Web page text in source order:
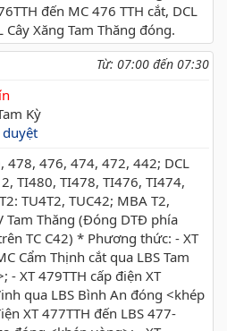
đến MC 476 TTH cắt, DCL
Cây Xăng Tam Thăng đóng.
Từ: 07:00 đến 07:30
Kỳ
478, 476, 474, 472, 442; DCL
TI480, TI478, TI476, TI474,
TU4T2, TUC42; MBA T2,
Tam Thăng (Đóng DTĐ phía
TC C42) * Phương thức: - XT
Cẩm Thịnh cắt qua LBS Tam
- XT 479TTH cấp điện XT
qua LBS Bình An đóng <khép
XT 477TTH đến LBS 477-